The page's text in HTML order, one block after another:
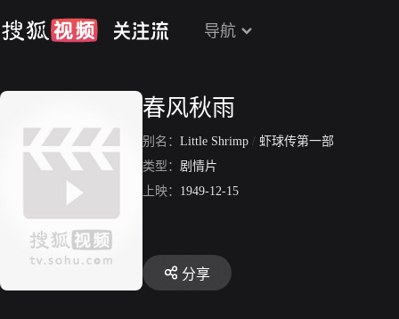
导航
春风秋雨
别名： Little Shrimp / 虾球传第一部
类型： 剧情片
上映： 1949-12-15
分享